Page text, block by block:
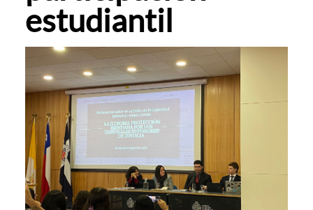
estudiantil